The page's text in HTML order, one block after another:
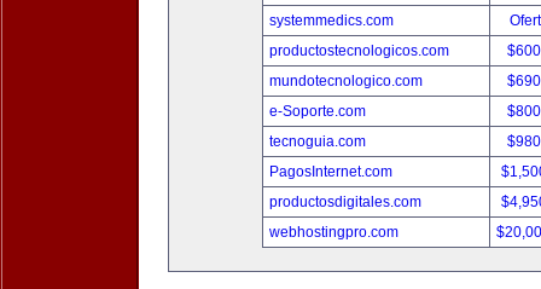
systemmedics.com
productostecnologicos.com
mundotecnologico.com
e-Soporte.com
tecnoguia.com
PagosInternet.com
productosdigitales.com
webhostingpro.com